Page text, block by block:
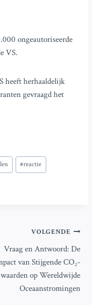
ongeautoriseerde
VS.
heeft herhaaldelijk
gevraagd het
#reactie
VOLGENDE
Vraag en Antwoord: De
van Stijgende CO₂-
waarden op Wereldwijde
Oceaanstromingen